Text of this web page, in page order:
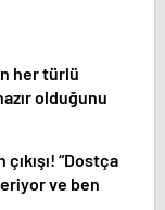
her türlü
olduğunu
“Dostça
ve ben